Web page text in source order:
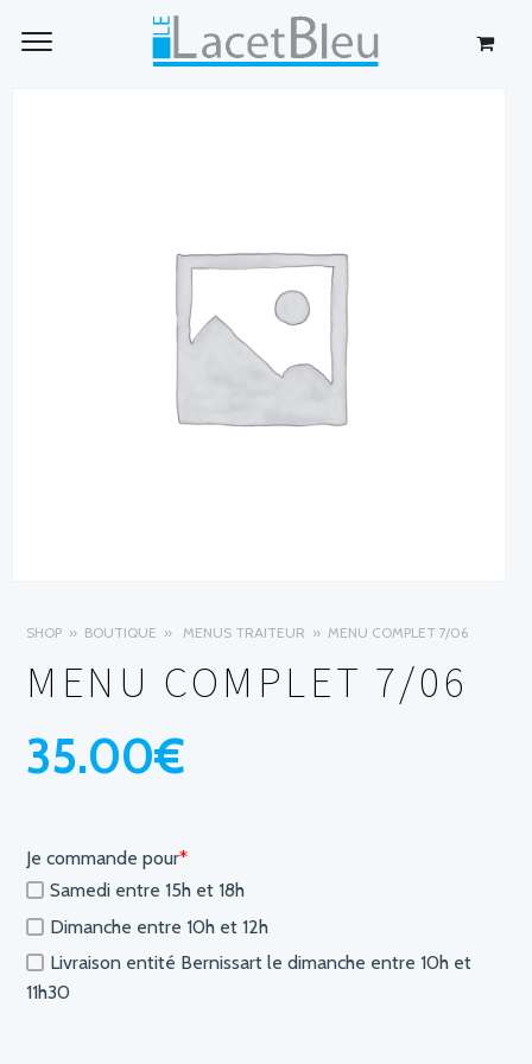
SHOP BOUTIQUE MENUS TRAITEUR MENU COMPLET 7/06
MENU COMPLET 7/06
35.00€
Je commande pour*
Samedi entre 15h et 18h
Dimanche entre 10h et 12h
Livraison entité Bernissart le dimanche entre 10h et
11h30